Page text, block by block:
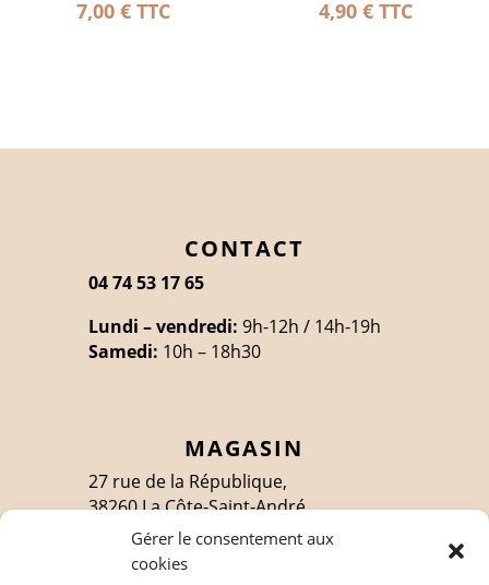
Gérer le consentement aux
cookies
7,00 € TTC 4,90€ TTC
CONTACT
04 74 53 17 65
Lundi – vendredi: 9h-12h / 14h-19h
Samedi: 10h – 18h30
MAGASIN
27 rue de la République,
38260 La Côte-Saint-André
SUIVEZ-MOI